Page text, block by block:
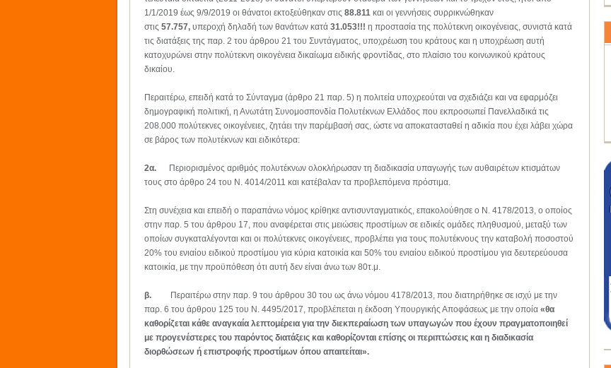
1/1/2019 έως 9/9/2019 οι θάνατοι εκτοξεύθηκαν στις 88.811 και οι γεννήσεις συρρικνώθηκαν
στις 57.757, υπεροχή δηλαδή των θανάτων κατά 31.053!!! η προστασία της πολύτεκνη οικογένειας, συνιστά κατά
τις διατάξεις της παρ. 2 του άρθρου 21 του Συντάγματος, υποχρέωση του κράτους και η υποχρέωση αυτή
κατοχυρώνει στην πολύτεκνη οικογένεια δικαίωμα ειδικής φροντίδας, στο πλαίσιο του κοινωνικού κράτους
δικαίου.
Περαιτέρω, επειδή κατά το Σύνταγμα (άρθρο 21 παρ. 5) η πολιτεία υποχρεούται να σχεδιάζει και να εφαρμόζει
δημογραφική πολιτική, η Ανωτάτη Συνομοσπονδία Πολυτέκνων Ελλάδος που εκπροσωπεί Πανελλαδικά τις
208.000 πολύτεκνες οικογένειες, ζητάει την παρέμβασή σας, ώστε να αποκατασταθεί η αδικία που έχει λάβει χώρα
σε βάρος των πολυτέκνων και ειδικότερα:
2α.
Περιορισμένος αριθμός πολυτέκνων ολοκλήρωσαν τη διαδικασία υπαγωγής των αυθαιρέτων κτισμάτων
τους στο άρθρο 24 του Ν. 4014/2011 και κατέβαλαν τα προβλεπόμενα πρόστιμα.
Στη συνέχεια και επειδή ο παραπάνω νόμος κρίθηκε αντισυνταγματικός, επακολούθησε ο Ν. 4178/2013, ο οποίος
στην παρ. 5 του άρθρου 17, που αναφέρεται στις μειώσεις προστίμων σε ειδικές ομάδες πληθυσμού, μεταξύ των
οποίων συγκαταλέγονται και οι πολύτεκνες οικογένειες, προβλέπει για τους πολυτέκνους την καταβολή ποσοστού
20% του ενιαίου ειδικού προστίμου για κύρια κατοικία και 50% του ενιαίου ειδικού προστίμου για δευτερεύουσα
κατοικία, με την προϋπόθεση ότι αυτή δεν είναι άνω των 80τ.μ.
β. Περαιτέρω στην παρ. 9 του άρθρου 30 του ως άνω νόμου 4178/2013, που διατηρήθηκε σε ισχύ με την
παρ. 6 του άρθρου 125 του Ν. 4495/2017, προβλέπεται η έκδοση Υπουργικής Αποφάσεως με την οποία «θα
καθορίζεται κάθε αναγκαία λεπτομέρεια για την διεκπεραίωση των υπαγωγών που έχουν πραγματοποιηθεί
με προγενέστερες του παρόντος διατάξεις και καθορίζονται επίσης οι περιπτώσεις και η διαδικασία
διορθώσεων ή επιστροφής προστίμων όπου απαιτείται».